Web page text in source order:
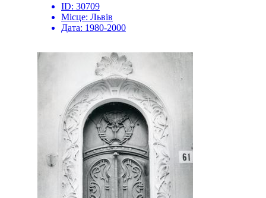
ID: 30709
Місце: Львів
Дата: 1980-2000